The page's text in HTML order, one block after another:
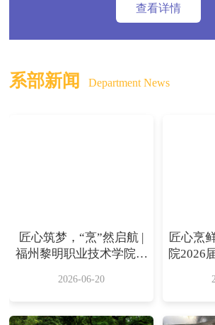
查看详情
系部新闻 Department News
匠心筑梦，“烹”然启航 |
福州黎明职业技术学院烹
落幕
2026-06-20
匠心烹
院2026